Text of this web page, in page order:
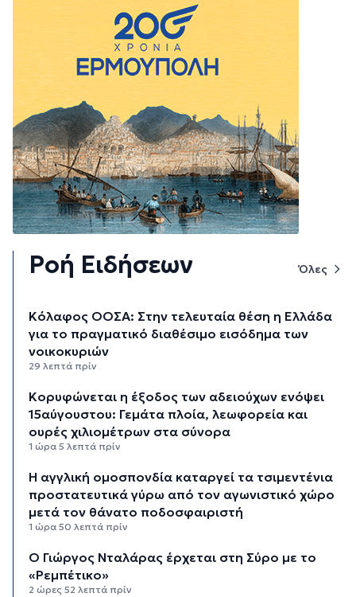
Ροή Ειδήσεων Όλες
Κόλαφος ΟΟΣΑ: Στην τελευταία θέση η Ελλάδα
για το πραγματικό διαθέσιμο εισόδημα των
νοικοκυριών
29 λεπτά πρίν
Κορυφώνεται η έξοδος των αδειούχων ενόψει
15αύγουστου: Γεμάτα πλοία, λεωφορεία και
ουρές χιλιομέτρων στα σύνορα
1 ώρα 5 λεπτά πρίν
Η αγγλική ομοσπονδία καταργεί τα τσιμεντένια
προστατευτικά γύρω από τον αγωνιστικό χώρο
μετά τον θάνατο ποδοσφαιριστή
1 ώρα 50 λεπτά πρίν
Ο Γιώργος Νταλάρας έρχεται στη Σύρο με το
«Ρεμπέτικο»
2 ώρες 52 λεπτά πρίν